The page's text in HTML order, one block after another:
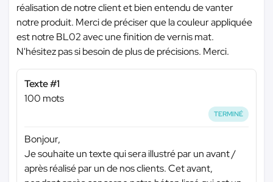
réalisation de notre client et bien entendu de vanter
notre produit. Merci de préciser que la couleur appliquée
est notre BL02 avec une finition de vernis mat.
N'hésitez pas si besoin de plus de précisions. Merci.
Texte #1
100 mots
TERMINÉ
Bonjour,
Je souhaite un texte qui sera illustré par un avant /
après réalisé par un de nos clients. Cet avant,